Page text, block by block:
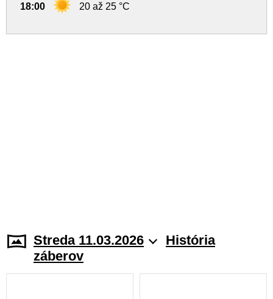
18:00 20 až 25 °C
Streda 11.03.2026
História
záberov